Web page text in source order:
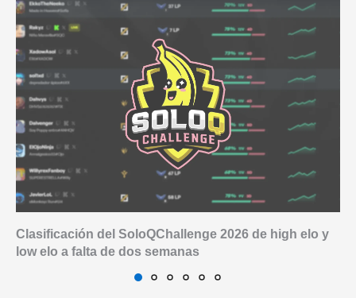
Clasificación del SoloQChallenge 2026 de high elo y
low elo a falta de dos semanas